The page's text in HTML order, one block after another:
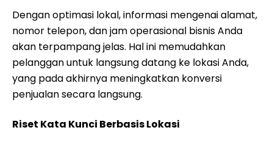
Dengan optimasi lokal, informasi mengenai alamat,
nomor telepon, dan jam operasional bisnis Anda
akan terpampang jelas. Hal ini memudahkan
pelanggan untuk langsung datang ke lokasi Anda,
yang pada akhirnya meningkatkan konversi
penjualan secara langsung.
Riset Kata Kunci Berbasis Lokasi